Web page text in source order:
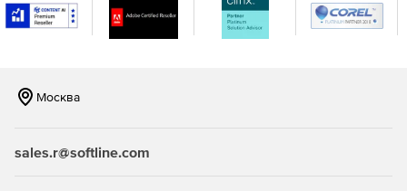
Генерация пользовательских отчетов.
администратору с помощью веб-портала
Москва
sales.r@softline.com